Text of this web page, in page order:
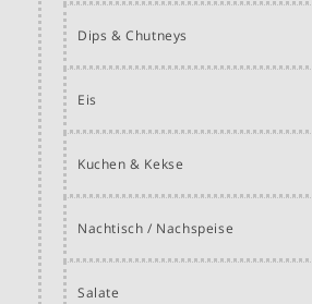
Dips & Chutneys
Eis
Kuchen & Kekse
Nachtisch / Nachspeise
Salate